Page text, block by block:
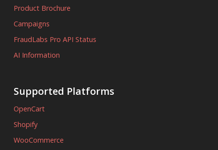
Product Brochure
Campaigns
FraudLabs Pro API Status
AI Information
Supported Platforms
OpenCart
Shopify
WooCommerce